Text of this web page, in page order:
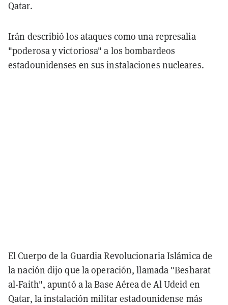
Qatar.
Irán describió los ataques como una represalia
"poderosa y victoriosa" a los bombardeos
estadounidenses en sus instalaciones nucleares.
El Cuerpo de la Guardia Revolucionaria Islámica de
la nación dijo que la operación, llamada "Besharat
al-Faith", apuntó a la Base Aérea de Al Udeid en
Qatar, la instalación militar estadounidense más